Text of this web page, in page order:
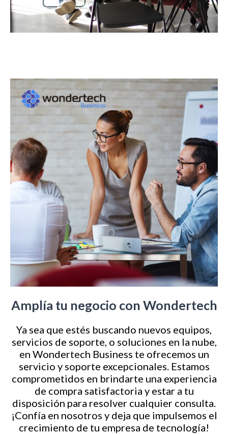
Amplía tu negocio con Wondertech
Ya sea que estés buscando nuevos equipos,
servicios de soporte, o soluciones en la nube,
en Wondertech Business te ofrecemos un
servicio y soporte excepcionales. Estamos
comprometidos en brindarte una experiencia
de compra satisfactoria y estar a tu
disposición para resolver cualquier consulta.
¡Confía en nosotros y deja que impulsemos el
crecimiento de tu empresa de tecnología!